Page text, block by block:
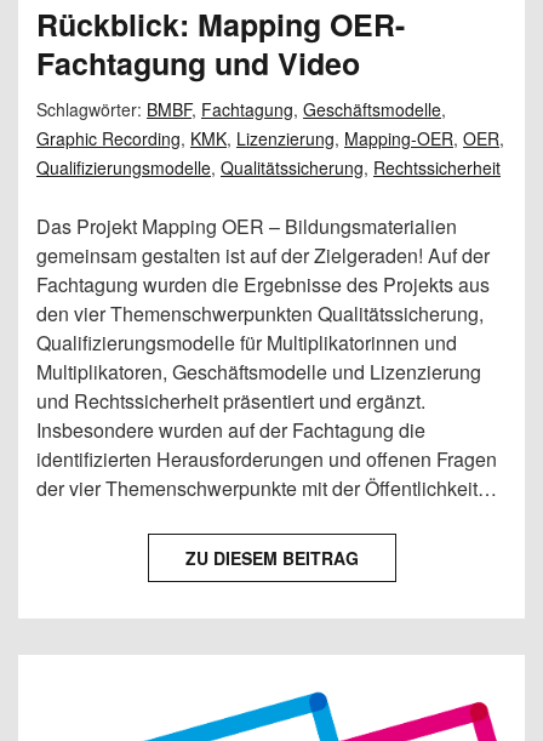
Rückblick: Mapping OER-
Fachtagung und Video
Schlagwörter: BMBF, Fachtagung, Geschäftsmodelle,
Graphic Recording, KMK, Lizenzierung, Mapping-OER, OER,
Qualifizierungsmodelle, Qualitätssicherung, Rechtssicherheit
Das Projekt Mapping OER – Bildungsmaterialien
gemeinsam gestalten ist auf der Zielgeraden! Auf der
Fachtagung wurden die Ergebnisse des Projekts aus
den vier Themenschwerpunkten Qualitätssicherung,
Qualifizierungsmodelle für Multiplikatorinnen und
Multiplikatoren, Geschäftsmodelle und Lizenzierung
und Rechtssicherheit präsentiert und ergänzt.
Insbesondere wurden auf der Fachtagung die
identifizierten Herausforderungen und offenen Fragen
der vier Themenschwerpunkte mit der Öffentlichkeit…
ZU DIESEM BEITRAG